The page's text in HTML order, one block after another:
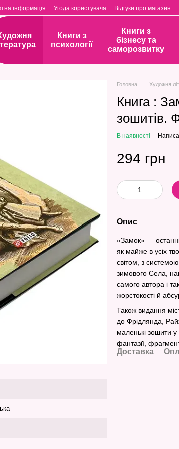
інформація Угода користувача Відгуки про магазин
Книги з
психології
Книги з
бізнесу та
саморозвитку
Головна Художня
Книга :
зошитів.
В наявності
294 грн
Опис
«Замок» —
як майже в усіх
світом, з
зимового Села,
самого автора і
жорстокості й
Також видання
до Фрідлянда,
маленькі зошити у
фантазії,
Доставка